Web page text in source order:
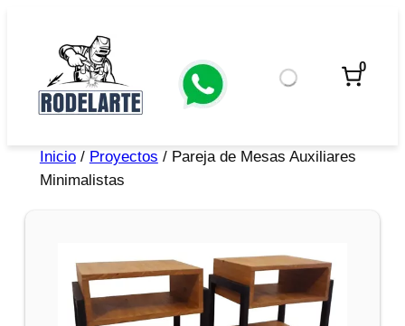
0
Inicio/ Proyectos / Pareja de Mesas Auxiliares
Minimalistas